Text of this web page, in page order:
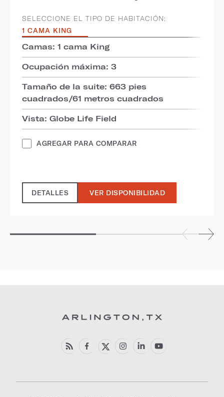
SELECCIONE EL TIPO DE HABITACIÓN:
1 CAMA KING
Camas: 1 cama King
Ocupación máxima: 3
Tamaño de la suite: 663 pies
cuadrados/61 metros cuadrados
Vista: Globe Life Field
AGREGAR PARA COMPARAR
DETALLES VER DISPONIBILIDAD